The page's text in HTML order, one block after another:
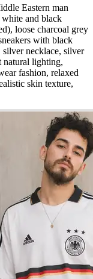
Eastern man
and black
loose charcoal grey
with black
necklace, silver
natural lighting,
fashion, relaxed
skin texture,